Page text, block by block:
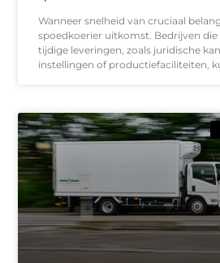
Wanneer snelheid van cruciaal
spoedkoerier uitkomst. Bedrijven die
tijdige leveringen, zoals juridische
instellingen of productiefaciliteiten,